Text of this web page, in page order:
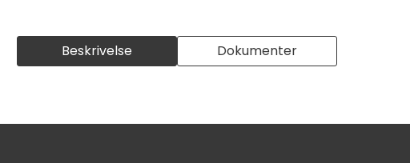
Beskrivelse Dokumenter